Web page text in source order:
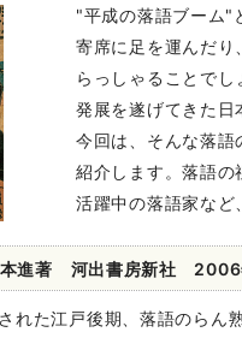
"平成の落語ブーム"
寄席に足を運んだり
らっしゃることで
発展を遂げてきた日
今回は、そんな落
紹介します。落語の
活躍中の落語家など
進著 河出書房新社 2006
れた江戸後期、落語のらん